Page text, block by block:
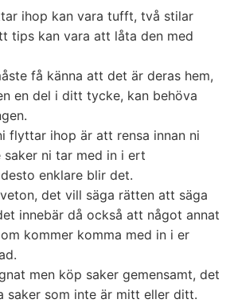
ihop kan vara tufft, två stilar
tips kan vara att låta den med
få känna att det är deras hem,
en del i ditt tycke, kan behöva
flyttar ihop är att rensa innan ni
ni tar med in i ert
enklare blir det.
det vill säga rätten att säga
innebär då också att något annat
kommer komma med in i er
men köp saker gemensamt, det
saker som inte är mitt eller ditt.